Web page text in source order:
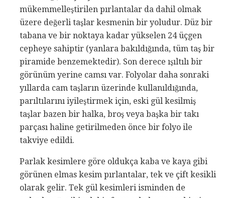
mükemmelleştirilen pırlantalar da dahil olmak
üzere değerli taşlar kesmenin bir yoludur. Düz bir
tabana ve bir noktaya kadar yükselen 24 üçgen
cepheye sahiptir (yanlara bakıldığında, tüm taş bir
piramide benzemektedir). Son derece ışıltılı bir
görünüm yerine camsı var. Folyolar daha sonraki
yıllarda cam taşların üzerinde kullanıldığında,
parıltılarını iyileştirmek için, eski gül kesilmiş
taşlar bazen bir halka, broş veya başka bir takı
parçası haline getirilmeden önce bir folyo ile
takviye edildi.
Parlak kesimlere göre oldukça kaba ve kaya gibi
görünen elmas kesim pırlantalar, tek ve çift kesikli
olarak gelir. Tek gül kesimleri isminden de